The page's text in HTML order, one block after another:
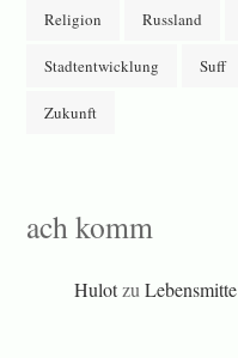
Religion Russland
Stadtentwicklung Suff
Zukunft
ach komm
HulotzuLebensmitte